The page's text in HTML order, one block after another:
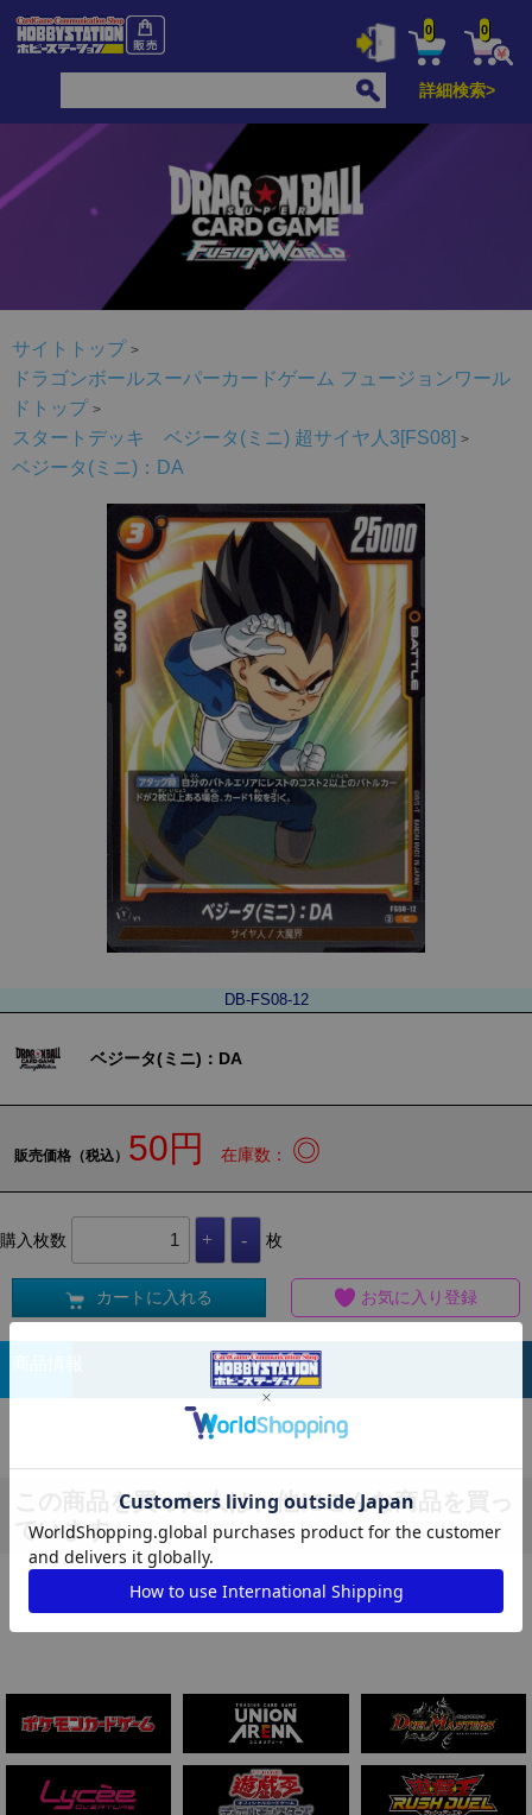
0 0
詳細検索>
サイトトップ
ドラゴンボールスーパーカードゲーム フュージョンワール
ドトップ
スタートデッキ ベジータ(ミニ) 超サイヤ人3[FS08]
ベジータ(ミニ)：DA
DB-FS08-12
ベジータ(ミニ)：DA
販売価格（税込） 50円 在庫数： ◎
購入枚数 枚
カートに入れる お気に入り登録
この商品を買った人は、他にこんな商品を買っ
ています